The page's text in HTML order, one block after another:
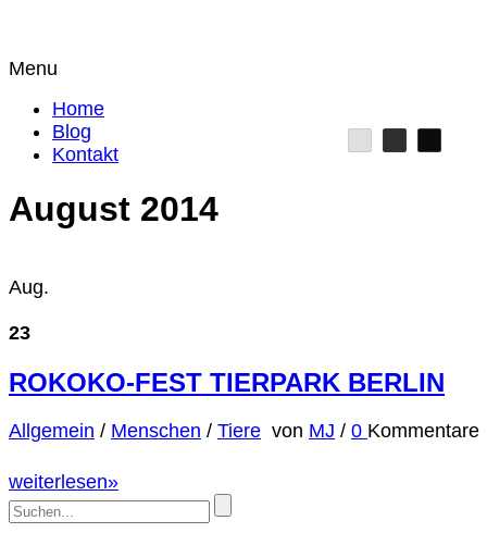
Menu
Home
Blog
Kontakt
August 2014
Aug.
23
ROKOKO-FEST TIERPARK BERLIN
Allgemein / Menschen / Tiere von MJ / 0 Kommentare
weiterlesen»